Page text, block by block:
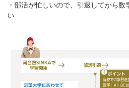
・部活が忙しいので、引退してから
い